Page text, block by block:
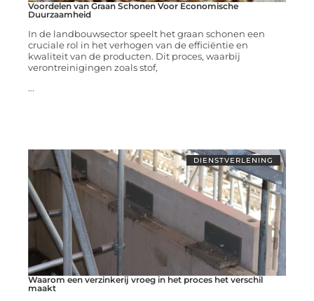
Voordelen van Graan Schonen Voor Economische
Duurzaamheid
In de landbouwsector speelt het graan schonen een
cruciale rol in het verhogen van de efficiëntie en
kwaliteit van de producten. Dit proces, waarbij
verontreinigingen zoals stof,
...
DIENSTVERLENING
Waarom een verzinkerij vroeg in het proces het verschil
maakt